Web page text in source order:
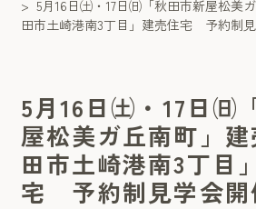
5月16日㈯・17日㈰「秋田市新屋松美
田市土崎港南3丁目」建売住宅 予約制
5月16日㈯・17日㈰
屋松美ガ丘南町」
田市土崎港南3丁目
宅 予約制見学会開